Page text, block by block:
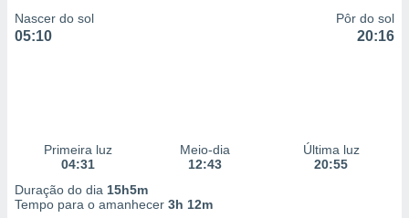
Nascer do sol
05:10
Pôr do sol
20:16
Primeira luz
04:31
Meio-dia
12:43
Última luz
20:55
Duração do dia 15h5m
Tempo para o amanhecer 3h 12m